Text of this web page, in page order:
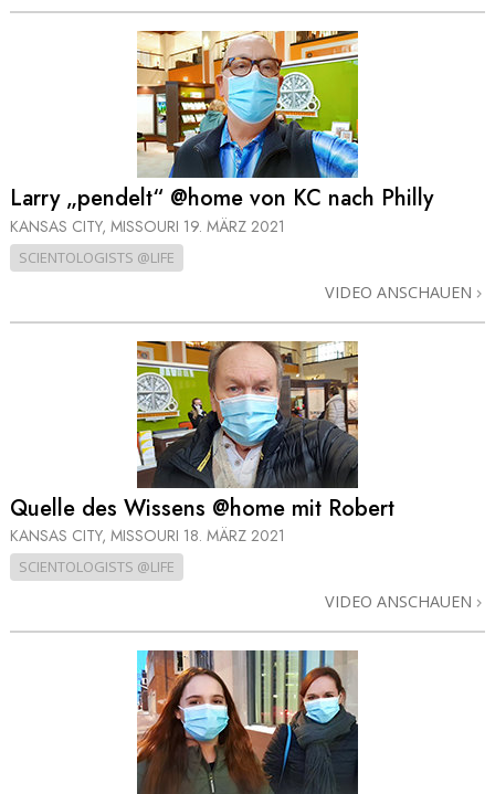
Larry „pendelt“ @home von KC nach Philly
KANSAS CITY, MISSOURI 19. MÄRZ 2021
SCIENTOLOGISTS @LIFE
VIDEO ANSCHAUEN
Quelle des Wissens @home mit Robert
KANSAS CITY, MISSOURI 18. MÄRZ 2021
SCIENTOLOGISTS @LIFE
VIDEO ANSCHAUEN